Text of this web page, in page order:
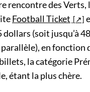
rencontre des
Football Ticket
(soit jusqu’à
en fonction
la catégorie
étant la plus chère.